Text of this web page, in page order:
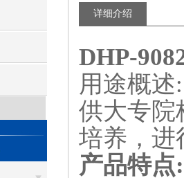
详细介绍
DHP-
用途概述:
供大专院
培养，进
产品特点: